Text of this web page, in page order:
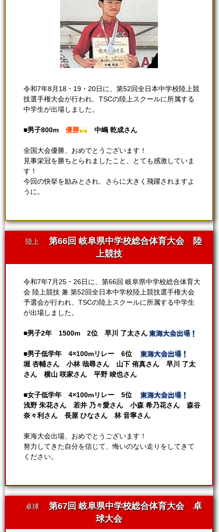
令和7年8月18・19・20日に、第52回全日本中学校陸上競
技選手権大会が行われ、TSCの陸上スクールに所属する
中学生が出場しました。
■男子800m 優勝 中嶋 乾成さん
全国大会優勝、おめでとうございます！
見事栄冠を勝ちとられましたこと、とても感激していま
す！
今回の快挙を励みとされ、さらに大きく飛躍されますよ
うに。
陸上
第66回 岐阜県中学校総合体育大会 陸
上競技
令和7年7月25・26日に、第66回 岐阜県中学校総合体育大
会 陸上競技 兼 第52回全日本中学校陸上競技選手権大会
予選会が行われ、TSCの陸上スクールに所属する中学生
が出場しました。
■男子2年 1500m 2位 早川 了太さん
■男子低学年 4×100mリレー 6位
堀 杏輔さん 小林 哉尋さん 山下 侑真さん 早川 了太
さん 横山 咲家さん 平野 竣也さん
■女子低学年 4×100mリレー 5位
浅野 朱花さん 若井 乃々愛さん 小森 希乃花さん 森谷
奈々利さん 長屋 ひなさん 林 音寧さん
東海大会出場、おめでとうございます！
努力してきた自分を信じて、悔いのない走りをしてきて
ください。
卓球
第67回 岐阜県中学校総合体育大会 卓
球大会